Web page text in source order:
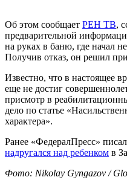
Об этом сообщает РЕН ТВ,
предварительной
на руках в баню, где начал
Получив отказ, он решил
Известно, что в настоящее
еще не достиг
присмотр в
дело по статье
характера».
Ранее «ФедералПресс»
надругался над ребенком в
Фото: Nikolay Gyngazov /